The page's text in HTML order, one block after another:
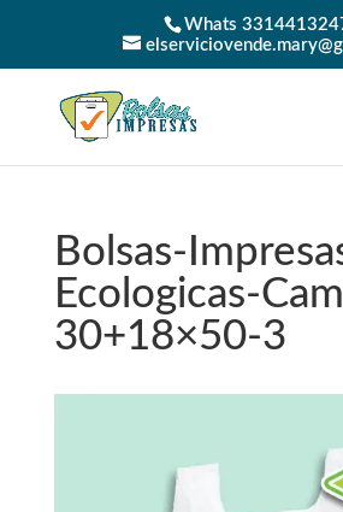
Whats
Bolsas-
Ecologicas-
30+18×50-3